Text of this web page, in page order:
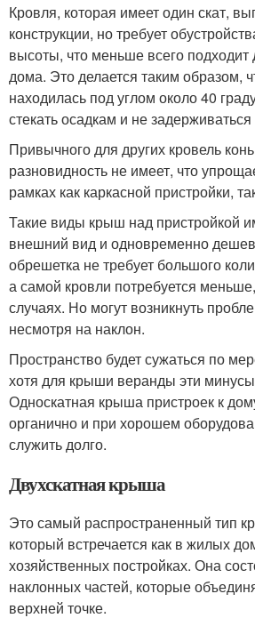
Кровля, которая имеет один скат,
конструкции, но требует
высоты, что меньше всего подходит
дома. Это делается таким образом,
находилась под углом около 40
стекать осадкам и не
Привычного для других кровель
разновидность не имеет, что
рамках как каркасной пристройки,
Такие виды крыш над пристройкой
внешний вид и одновременно
обрешетка не требует большого
а самой кровли потребуется
случаях. Но могут возникнуть
несмотря на наклон.
Пространство будет сужаться по
хотя для крыши веранды эти
Односкатная крыша пристроек к
органично и при хорошем
служить долго.
Двухскатная крыша
Это самый распространенный тип
который встречается как в жилых
хозяйственных постройках. Она
наклонных частей, которые
верхней точке.